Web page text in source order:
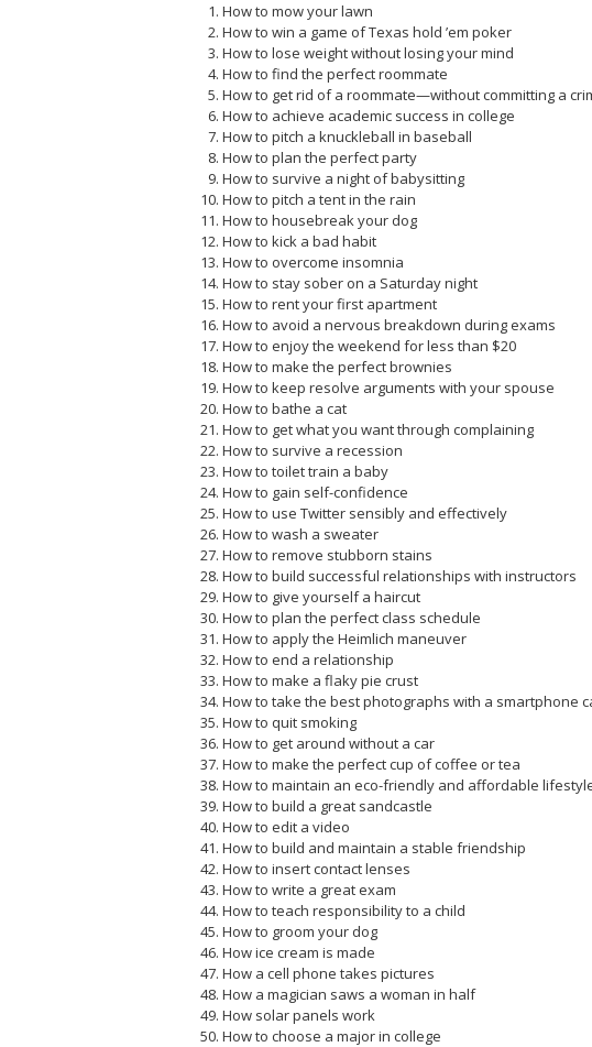
How to mow your lawn
How to win a game of Texas hold ’em poker
How to lose weight without losing your mind
How to find the perfect roommate
How to get rid of a roommate—without committing a
How to achieve academic success in college
How to pitch a knuckleball in baseball
How to plan the perfect party
How to survive a night of babysitting
How to pitch a tent in the rain
How to housebreak your dog
How to kick a bad habit
How to overcome insomnia
How to stay sober on a Saturday night
How to rent your first apartment
How to avoid a nervous breakdown during exams
How to enjoy the weekend for less than $20
How to make the perfect brownies
How to keep resolve arguments with your spouse
How to bathe a cat
How to get what you want through complaining
How to survive a recession
How to toilet train a baby
How to gain self-confidence
How to use Twitter sensibly and effectively
How to wash a sweater
How to remove stubborn stains
How to build successful relationships with instructors
How to give yourself a haircut
How to plan the perfect class schedule
How to apply the Heimlich maneuver
How to end a relationship
How to make a flaky pie crust
How to take the best photographs with a smartphone
How to quit smoking
How to get around without a car
How to make the perfect cup of coffee or tea
How to maintain an eco-friendly and affordable
How to build a great sandcastle
How to edit a video
How to build and maintain a stable friendship
How to insert contact lenses
How to write a great exam
How to teach responsibility to a child
How to groom your dog
How ice cream is made
How a cell phone takes pictures
How a magician saws a woman in half
How solar panels work
How to choose a major in college